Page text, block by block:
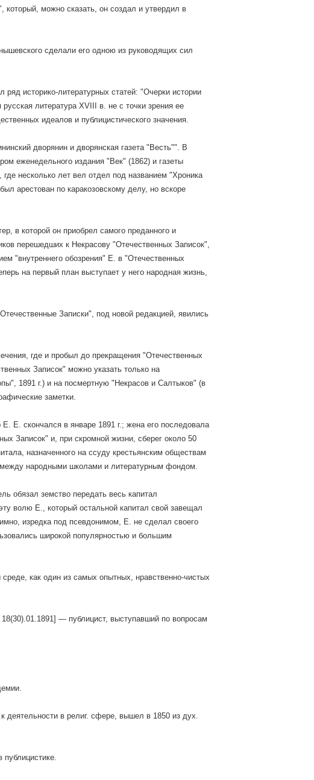
который, можно сказать, он создал и утвердил в
сделали его одною из руководящих сил
историко-литературных статей: "Очерки истории
литература XVIII в. не с точки зрения ее
идеалов и публицистического значения.
дворянин и дворянская газета "Весть"". В
еженедельного издания "Век" (1862) и газеты
несколько лет вел отдел под названием "Хроника
арестован по каракозовскому делу, но вскоре
в которой он приобрел самого преданного и
перешедших к Некрасову "Отечественных Записок",
"внутреннего обозрения" Е. в "Отечественных
на первый план выступает у него народная жизнь,
Записки", под новой редакцией, явились
где и пробыл до прекращения "Отечественных
Записок" можно указать только на
1891 г.) и на посмертную "Некрасов и Салтыков" (в
заметки.
Е. скончался в январе 1891 г.; жена его последовала
Записок" и, при скромной жизни, сберег около 50
назначенного на ссуду крестьянским обществам
народными школами и литературным фондом.
обязал земство передать весь капитал
волю Е., который остальной капитал свой завещал
изредка под псевдонимом, Е. не сделал своего
широкой популярностью и большим
как один из самых опытных, нравственно-чистых
— публицист, выступавший по вопросам
деятельности в религ. сфере, вышел в 1850 из дух.
публицистике.